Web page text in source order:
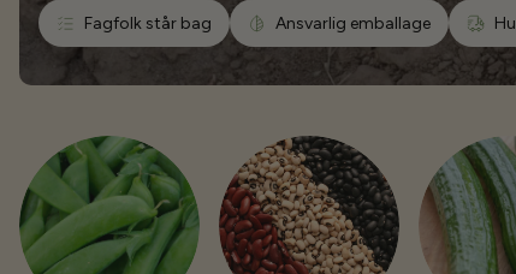
Fagfolk står bag Ansvarlig emballage